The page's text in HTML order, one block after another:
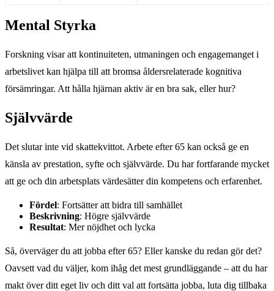
Mental Styrka
Forskning visar att kontinuiteten, utmaningen och engagemanget i
arbetslivet kan hjälpa till att bromsa åldersrelaterade kognitiva
försämringar. Att hålla hjärnan aktiv är en bra sak, eller hur?
Självvärde
Det slutar inte vid skattekvittot. Arbete efter 65 kan också ge en
känsla av prestation, syfte och självvärde. Du har fortfarande mycket
att ge och din arbetsplats värdesätter din kompetens och erfarenhet.
Fördel: Fortsätter att bidra till samhället
Beskrivning: Högre självvärde
Resultat: Mer nöjdhet och lycka
Så, överväger du att jobba efter 65? Eller kanske du redan gör det?
Oavsett vad du väljer, kom ihåg det mest grundläggande – att du har
makt över ditt eget liv och ditt val att fortsätta jobba, luta dig tillbaka